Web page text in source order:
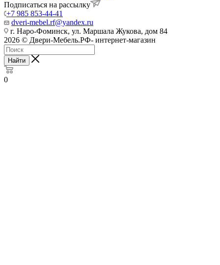
Подписаться на рассылку
+7 985 853-44-41
dveri-mebel.rf@yandex.ru
г. Наро-Фоминск, ул. Маршала Жукова, дом 84
2026 © Двери-Мебель.РФ- интернет-магазин
Найти
0